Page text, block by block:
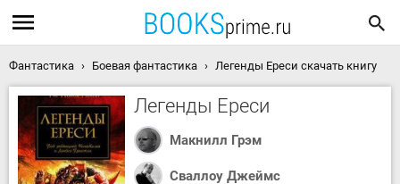
Фантастика Боевая фантастика Легенды Ереси скачать книгу
Легенды Ереси
Макнилл Грэм
Сваллоу Джеймс